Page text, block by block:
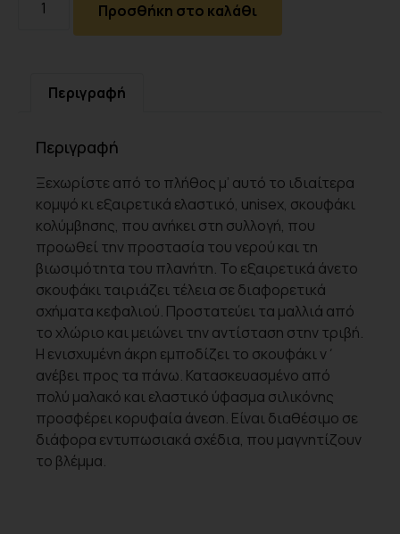
Προσθήκη στο καλάθι
Περιγραφή
Περιγραφή
Ξεχωρίστε από το πλήθος μ’ αυτό το ιδιαίτερα
κομψό κι εξαιρετικά ελαστικό, unisex, σκουφάκι
κολύμβησης, που ανήκει στη συλλογή, που
προωθεί την προστασία του νερού και τη
βιωσιμότητα του πλανήτη. Το εξαιρετικά άνετο
σκουφάκι ταιριάζει τέλεια σε διαφορετικά
σχήματα κεφαλιού. Προστατεύει τα μαλλιά από
το χλώριο και μειώνει την αντίσταση στην τριβή.
Η ενισχυμένη άκρη εμποδίζει το σκουφάκι ν΄
ανέβει προς τα πάνω. Κατασκευασμένο από
πολύ μαλακό και ελαστικό ύφασμα σιλικόνης
προσφέρει κορυφαία άνεση. Είναι διαθέσιμο σε
διάφορα εντυπωσιακά σχέδια, που μαγνητίζουν
το βλέμμα.